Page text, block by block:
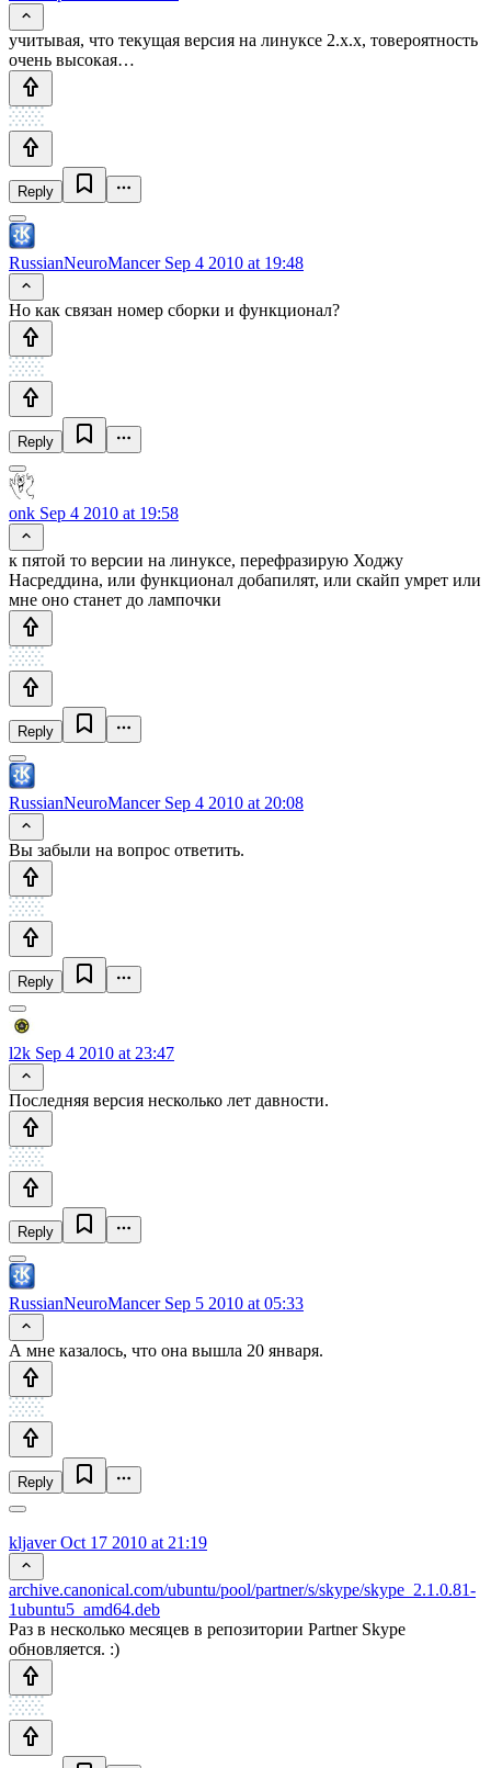
учитывая, что текущая версия на линуксе 2.х.х, товероятность
очень высокая…
Reply
RussianNeuroMancerSep 4 2010 at 19:48
Но как связан номер сборки и функционал?
Reply
onk Sep 4 2010 at 19:58
к пятой то версии на линуксе, перефразирую Ходжу
Насреддина, или функционал добапилят, или скайп умрет или
мне оно станет до лампочки
Reply
RussianNeuroMancerSep 4 2010 at 20:08
Вы забыли на вопрос ответить.
Reply
l2k Sep 4 2010 at 23:47
Последняя версия несколько лет давности.
Reply
RussianNeuroMancerSep 5 2010 at 05:33
А мне казалось, что она вышла 20 января.
Reply
kljaverOct 17 2010 at 21:19
archive.canonical.com/ubuntu/pool/partner/s/skype/skype_2.1.0.81-
1ubuntu5_amd64.deb
Раз в несколько месяцев в репозитории Partner Skype
обновляется. :)